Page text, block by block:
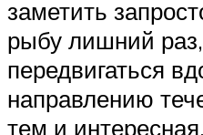
заметить
рыбу лишний
передвигаться
направлению
тем и